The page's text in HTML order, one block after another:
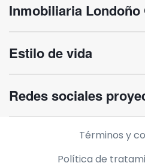
Inmobiliaria Londoño
Estilo de vida
Redes sociales
Información
Términos y
Política de